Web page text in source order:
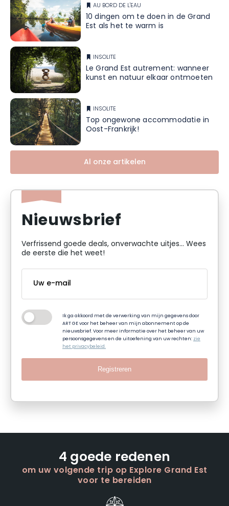
AU BORD DE L'EAU
10 dingen om te doen in de Grand
Est als het te warm is
INSOLITE
Le Grand Est autrement: wanneer
kunst en natuur elkaar ontmoeten
INSOLITE
Top ongewone accommodatie in
Oost-Frankrijk!
Al onze artikelen
Nieuwsbrief
Verfrissend goede deals, onverwachte uitjes... Wees
de eerste die het weet!
Ik ga akkoord met de verwerking van mijn gegevens door
ART GE voor het beheer van mijn abonnement op de
nieuwsbrief. Voor meer informatie over het beheer van uw
persoonsgegevens en de uitoefening van uw rechten: zie
het privacybeleid.
Registreren
4 goede redenen
om uw volgende trip op Explore Grand Est
voor te bereiden